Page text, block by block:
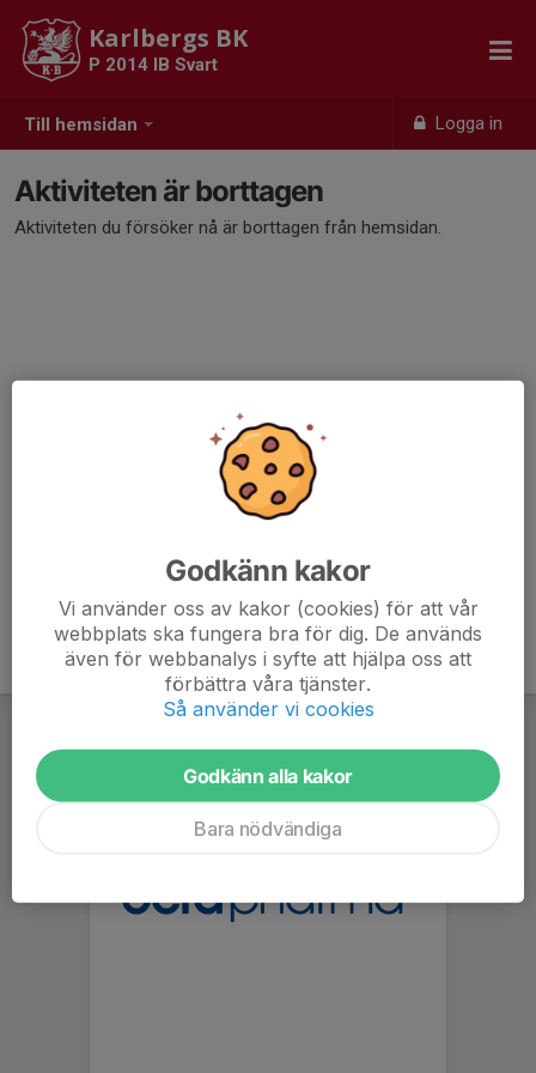
Till hemsidan Logga in
Karlbergs BK
P 2014 IB Svart
Aktiviteten är borttagen
Aktiviteten du försöker nå är borttagen från hemsidan.
Godkänn kakor
Vi använder oss av kakor (cookies) för att vår
webbplats ska fungera bra för dig. De används
även för webbanalys i syfte att hjälpa oss att
förbättra våra tjänster.
Så använder vi cookies
Godkänn alla kakor
Bara nödvändiga